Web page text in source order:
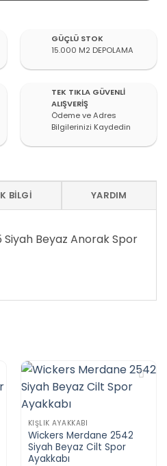
GÜÇLÜ STOK
15.000 M2 DEPOLAMA
TEK TIKLA GÜVENLİ
ALIŞVERİŞ
Ödeme ve Adres
Bilgilerinizi Kaydedin
BILGI YARDIM
Beyaz Anorak Spor
Favorilere
KIŞLIK AYAKKABI
Wickers Merdane 2542
Siyah Beyaz Cilt Spor
Ayakkabı